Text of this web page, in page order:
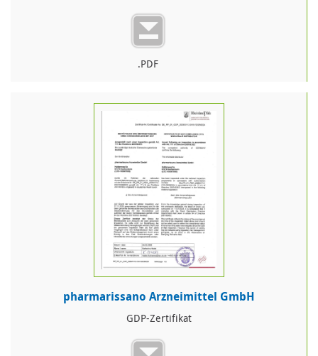
.PDF
pharmarissano Arzneimittel GmbH
GDP-Zertifikat